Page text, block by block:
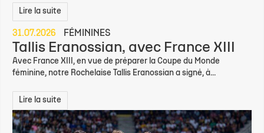
Lire la suite
31.07.2026 FÉMININES
Tallis Eranossian, avec France XIII
Avec France XIII, en vue de préparer la Coupe du Monde
féminine, notre Rochelaise Tallis Eranossian a signé, à...
Lire la suite